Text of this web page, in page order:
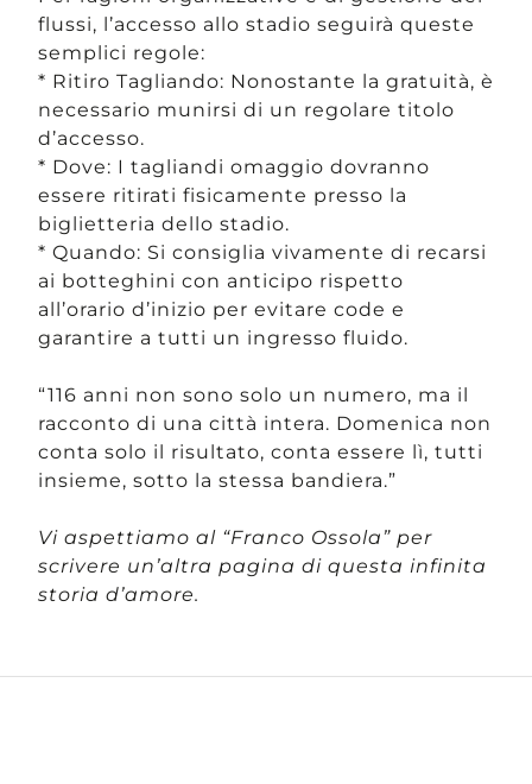
flussi, l’accesso allo stadio seguirà queste
semplici regole:
* Ritiro Tagliando: Nonostante la gratuità, è
necessario munirsi di un regolare titolo
d’accesso.
* Dove: I tagliandi omaggio dovranno
essere ritirati fisicamente presso la
biglietteria dello stadio.
* Quando: Si consiglia vivamente di recarsi
ai botteghini con anticipo rispetto
all’orario d’inizio per evitare code e
garantire a tutti un ingresso fluido.
“116 anni non sono solo un numero, ma il
racconto di una città intera. Domenica non
conta solo il risultato, conta essere lì, tutti
insieme, sotto la stessa bandiera.”
Vi aspettiamo al “Franco Ossola” per
scrivere un’altra pagina di questa infinita
storia d’amore.